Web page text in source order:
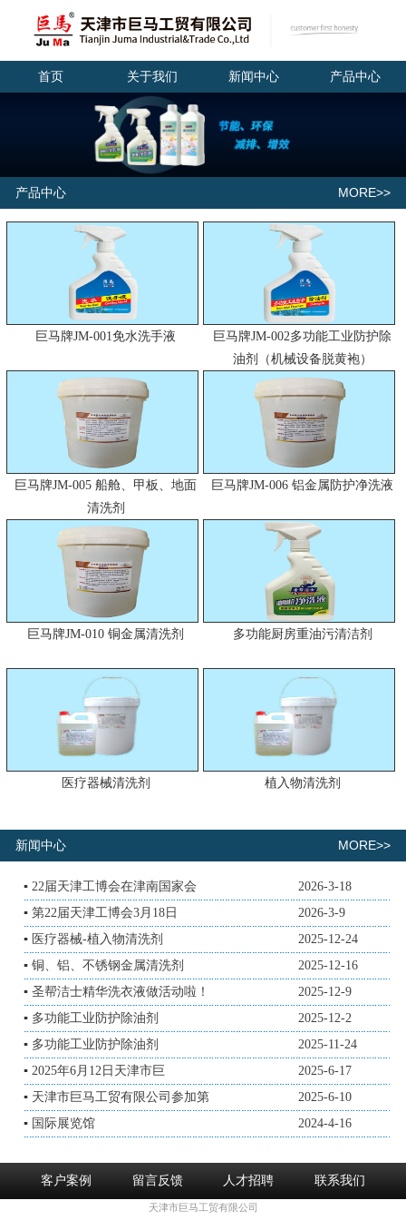
首页 关于我们 新闻中心 产品中心
产品中心 MORE>>
巨马牌JM-001免水洗手液
巨马牌JM-002多功能工业防护除
油剂（机械设备脱黄袍）
巨马牌JM-005 船舱、甲板、地面
清洗剂
巨马牌JM-006 铝金属防护净洗液
巨马牌JM-010 铜金属清洗剂 多功能厨房重油污清洁剂
医疗器械清洗剂 植入物清洗剂
新闻中心 MORE>>
▪ 22届天津工博会在津南国家会
2026-3-18
▪第22届天津工博会3月18日
2026-3-9
▪ 医疗器械-植入物清洗剂
2025-12-24
▪铜、铝、不锈钢金属清洗剂
2025-12-16
▪圣帮洁士精华洗衣液做活动啦！
2025-12-9
▪ 多功能工业防护除油剂
2025-12-2
▪ 多功能工业防护除油剂
2025-11-24
▪ 2025年6月12日天津市巨
2025-6-17
▪ 天津市巨马工贸有限公司参加第
2025-6-10
▪ 国际展览馆 2024-4-16
客户案例 留言反馈 人才招聘 联系我们
天津市巨马工贸有限公司